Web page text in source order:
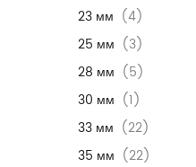
23 мм (4)
25 мм (3)
28 мм (5)
30 мм (1)
33 мм (22)
35 мм (22)